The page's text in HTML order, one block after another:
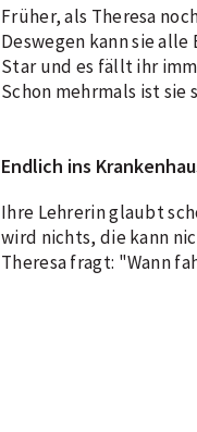
Früher, als Theresa
Deswegen kann sie
Star und es fällt ihr
Schon mehrmals ist sie
Endlich ins
Ihre Lehrerin glaubt
wird nichts, die kann
Theresa fragt: "Wann